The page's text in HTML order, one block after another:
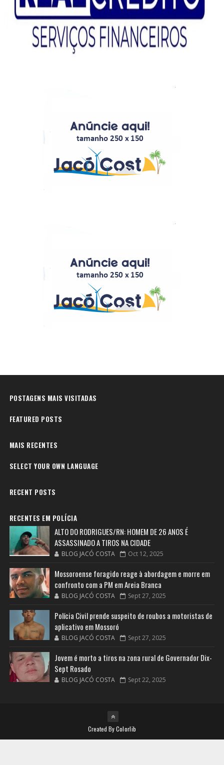
POSTAGENS MAIS VISITADAS
FEATURED POSTS
MAIS RECENTES
SELECT YOUR OWN LANGUAGE
RECENT POSTS
RECENTES EM POLÍCIA
ALTO DO RODRIGUES/RN: HOMEM DE 26 ANOS É
ASSASSINADO A TIROS NA CIDADE
BLOG JACÓ COSTA Oct 12, 2025
Mossoroense foragido reage à abordagem e morre em
confronto com a PM em Areia Branca
BLOG JACÓ COSTA Sept 27, 2025
Polícia Civil prende suspeito de roubos a motoristas de
aplicativo em Mossoró
BLOG JACÓ COSTA Sept 27, 2025
Jovem é morto a tiros na zona rural de Governador Dix-
Sept Rosado
BLOG JACÓ COSTA Sept 22, 2025
Created ByColorlib